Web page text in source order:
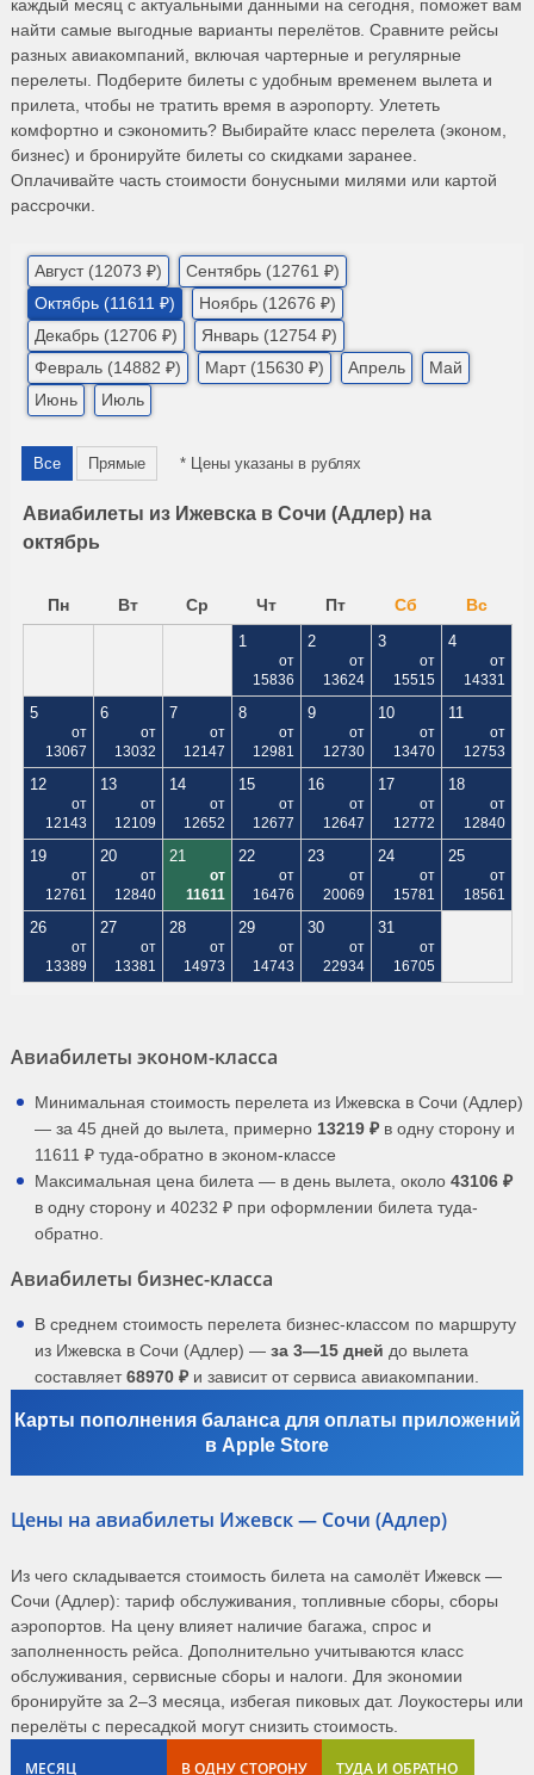
каждый месяц с актуальными данными на сегодня, поможет вам
найти самые выгодные варианты перелётов. Сравните рейсы
разных авиакомпаний, включая чартерные и регулярные
перелеты. Подберите билеты с удобным временем вылета и
прилета, чтобы не тратить время в аэропорту. Улететь
комфортно и сэкономить? Выбирайте класс перелета (эконом,
бизнес) и бронируйте билеты со скидками заранее.
Оплачивайте часть стоимости бонусными милями или картой
рассрочки.
Август (12073 ₽)
Сентябрь (12761 ₽)
Октябрь (11611 ₽)
Ноябрь (12676 ₽)
Декабрь (12706 ₽)
Январь (12754 ₽)
Февраль (14882 ₽)
Март (15630 ₽) Апрель
Май
Июнь
Июль
Все Прямые * Цены указаны в рублях
Авиабилеты из Ижевска в Сочи (Адлер) на
октябрь
Пн Вт Ср Чт Пт Сб Вс
1
от
15836
2
от
13624
3
от
15515
4
от
14331
5
от
13067
6
от
13032
7
от
12147
8
от
12981
9
от
12730
10
от
13470
11
от
12753
12
от
12143
13
от
12109
14
от
12652
15
от
12677
16
от
12647
17
от
12772
18
от
12840
19
от
12761
20
от
12840
21
от
11611
22
от
16476
23
от
20069
24
от
15781
25
от
18561
26
от
13389
27
от
13381
28
от
14973
29
от
14743
30
от
22934
31
от
16705
Авиабилеты эконом-класса
Минимальная стоимость перелета из Ижевска в Сочи (Адлер)
— за 45 дней до вылета, примерно 13219 ₽ в одну сторону и
11611 ₽ туда-обратно в эконом-классе
Максимальная цена билета — в день вылета, около 43106 ₽
в одну сторону и 40232 ₽ при оформлении билета туда-
обратно.
Авиабилеты бизнес-класса
В среднем стоимость перелета бизнес-классом по маршруту
из Ижевска в Сочи (Адлер) — за 3—15 дней до вылета
составляет68970 ₽ и зависит от сервиса авиакомпании.
Карты пополнения баланса для оплаты приложений
в Apple Store
Цены на авиабилеты Ижевск — Сочи (Адлер)
Из чего складывается стоимость билета на самолёт Ижевск —
Сочи (Адлер): тариф обслуживания, топливные сборы, сборы
аэропортов. На цену влияет наличие багажа, спрос и
заполненность рейса. Дополнительно учитываются класс
обслуживания, сервисные сборы и налоги. Для экономии
бронируйте за 2–3 месяца, избегая пиковых дат. Лоукостеры или
перелёты с пересадкой могут снизить стоимость.
МЕСЯЦ В ОДНУ СТОРОНУ ТУДА И ОБРАТНО